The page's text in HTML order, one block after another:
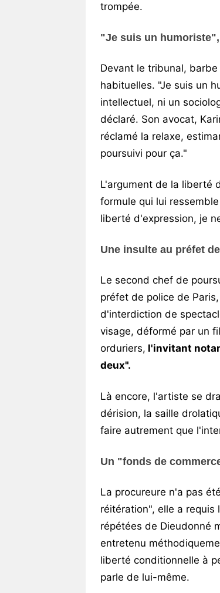
trompée.
"Je suis un humoriste",
Devant le tribunal,
habituelles. "Je suis un
intellectuel, ni un
déclaré. Son avocat,
réclamé la relaxe,
poursuivi pour ça."
L'argument de la liberté
formule qui lui
liberté d'expression, je
Une insulte au préfet
Le second chef de
préfet de police de
d'interdiction de
visage, déformé par un
orduriers, l'invitant
deux".
Là encore, l'artiste se
dérision, la saille
faire autrement que
Un "fonds de
La procureure n'a pas
réitération", elle a requis
répétées de Dieudonné
entretenu
liberté conditionnelle à
parle de lui-même.